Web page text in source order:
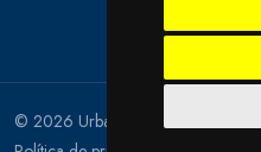
© 2026 Urban Houses. Todos los